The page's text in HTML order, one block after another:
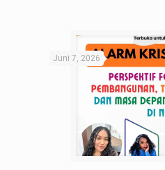
Juni 7, 2026